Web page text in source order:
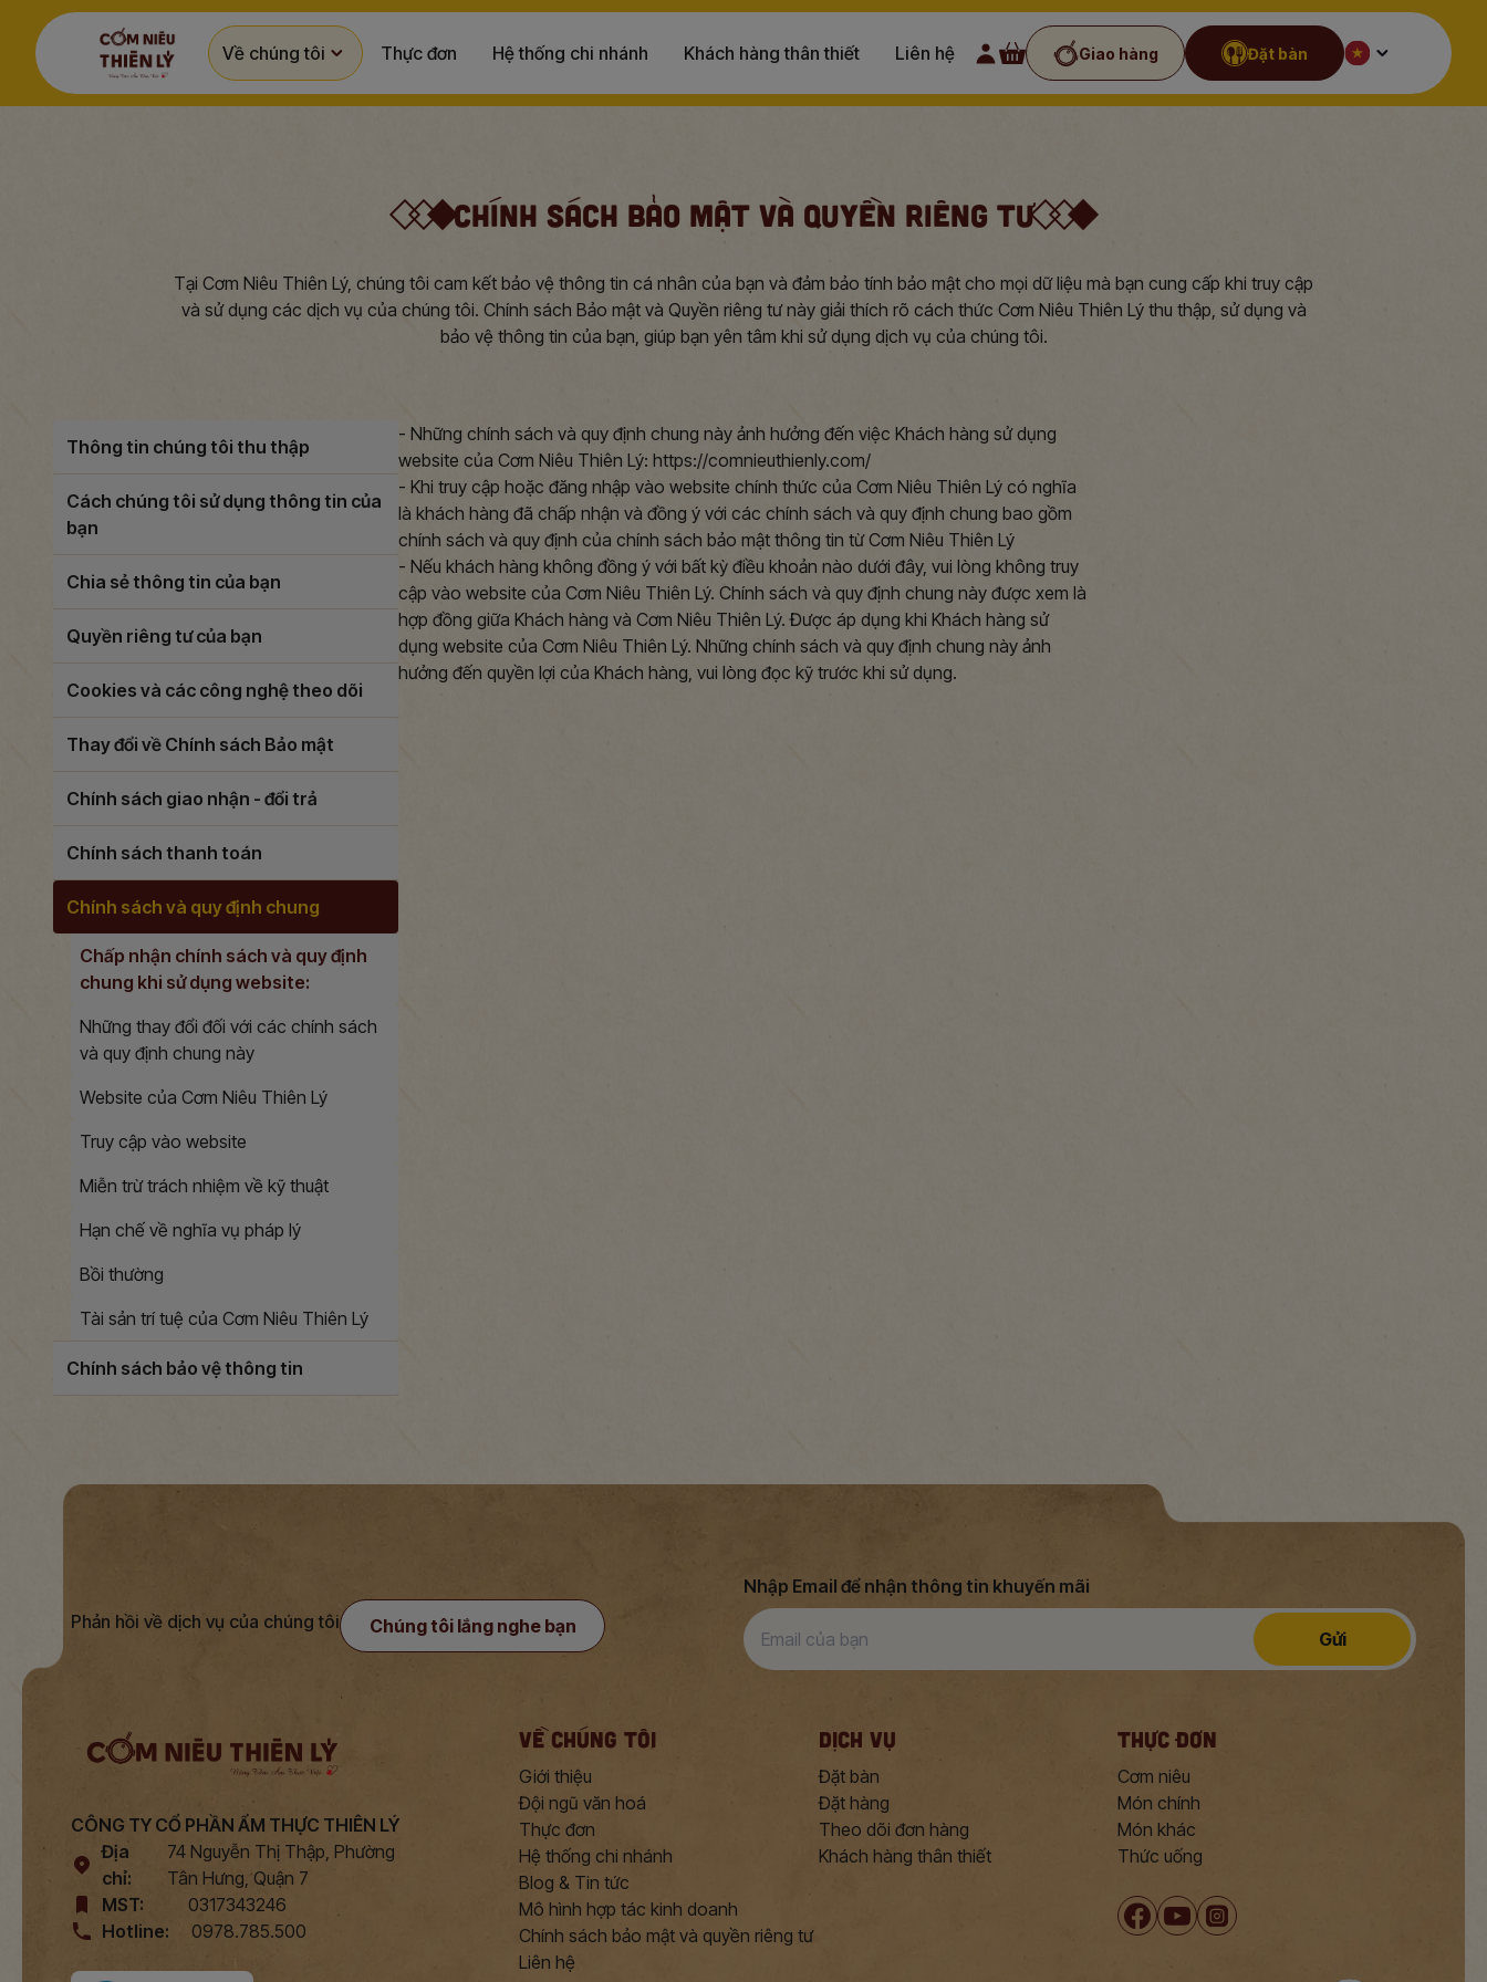
Về chúng tôi Thực đơn Hệ thống chi nhánh Khách hàng thân thiết Liên hệ Giao hàng Đặt bàn
CHÍNH SÁCH BẢO MẬT VÀ QUYỀN RIÊNG TƯ
Tại Cơm Niêu Thiên Lý, chúng tôi cam kết bảo vệ thông tin cá nhân của bạn và đảm bảo tính bảo mật cho mọi dữ liệu mà bạn cung cấp khi truy cập
và sử dụng các dịch vụ của chúng tôi. Chính sách Bảo mật và Quyền riêng tư này giải thích rõ cách thức Cơm Niêu Thiên Lý thu thập, sử dụng và
bảo vệ thông tin của bạn, giúp bạn yên tâm khi sử dụng dịch vụ của chúng tôi.
Thông tin chúng tôi thu thập
Cách chúng tôi sử dụng thông tin của
bạn
Chia sẻ thông tin của bạn
Quyền riêng tư của bạn
Cookies và các công nghệ theo dõi
Thay đổi về Chính sách Bảo mật
Chính sách giao nhận - đổi trả
Chính sách thanh toán
Chính sách và quy định chung
Chấp nhận chính sách và quy định
chung khi sử dụng website:
Những thay đổi đối với các chính sách
và quy định chung này
Website của Cơm Niêu Thiên Lý
Truy cập vào website
Miễn trừ trách nhiệm về kỹ thuật
Hạn chế về nghĩa vụ pháp lý
Bồi thường
Tài sản trí tuệ của Cơm Niêu Thiên Lý
Chính sách bảo vệ thông tin
- Những chính sách và quy định chung này ảnh hưởng đến việc Khách hàng sử dụng
website của Cơm Niêu Thiên Lý: https://comnieuthienly.com/
- Khi truy cập hoặc đăng nhập vào website chính thức của Cơm Niêu Thiên Lý có nghĩa
là khách hàng đã chấp nhận và đồng ý với các chính sách và quy định chung bao gồm
chính sách và quy định của chính sách bảo mật thông tin từ Cơm Niêu Thiên Lý
- Nếu khách hàng không đồng ý với bất kỳ điều khoản nào dưới đây, vui lòng không truy
cập vào website của Cơm Niêu Thiên Lý. Chính sách và quy định chung này được xem là
hợp đồng giữa Khách hàng và Cơm Niêu Thiên Lý. Được áp dụng khi Khách hàng sử
dụng website của Cơm Niêu Thiên Lý. Những chính sách và quy định chung này ảnh
hưởng đến quyền lợi của Khách hàng, vui lòng đọc kỹ trước khi sử dụng.
Phản hồi về dịch vụ của chúng tôi Chúng tôi lắng nghe bạn
Nhập Email để nhận thông tin khuyến mãi
Gửi
CÔNG TY CỔ PHẦN ẨM THỰC THIÊN LÝ
Địa
chỉ:
74 Nguyễn Thị Thập, Phường
Tân Hưng, Quận 7
MST:
0317343246
Hotline:
0978.785.500
VỀ CHÚNG TÔI
Giới thiệu
Đội ngũ văn hoá
Thực đơn
Hệ thống chi nhánh
Blog & Tin tức
Mô hình hợp tác kinh doanh
Chính sách bảo mật và quyền riêng tư
Liên hệ
DỊCH VỤ
Đặt bàn
Đặt hàng
Theo dõi đơn hàng
Khách hàng thân thiết
THỰC ĐƠN
Cơm niêu
Món chính
Món khác
Thức uống